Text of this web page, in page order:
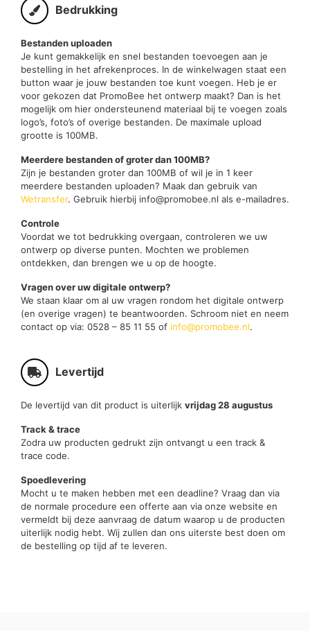
Bedrukking
Bestanden uploaden
Je kunt gemakkelijk en snel bestanden toevoegen aan je
bestelling in het afrekenproces. In de winkelwagen staat een
button waar je jouw bestanden toe kunt voegen. Heb je er
voor gekozen dat PromoBee het ontwerp maakt? Dan is het
mogelijk om hier ondersteunend materiaal bij te voegen zoals
logo’s, foto’s of overige bestanden. De maximale upload
grootte is 100MB.
Meerdere bestanden of groter dan 100MB?
Zijn je bestanden groter dan 100MB of wil je in 1 keer
meerdere bestanden uploaden? Maak dan gebruik van
Wetransfer. Gebruik hierbij info@promobee.nl als e-mailadres.
Controle
Voordat we tot bedrukking overgaan, controleren we uw
ontwerp op diverse punten. Mochten we problemen
ontdekken, dan brengen we u op de hoogte.
Vragen over uw digitale ontwerp?
We staan klaar om al uw vragen rondom het digitale ontwerp
(en overige vragen) te beantwoorden. Schroom niet en neem
contact op via: 0528 – 85 11 55 of info@promobee.nl.
Levertijd
De levertijd van dit product is uiterlijk vrijdag 28 augustus
Track & trace
Zodra uw producten gedrukt zijn ontvangt u een track &
trace code.
Spoedlevering
Mocht u te maken hebben met een deadline? Vraag dan via
de normale procedure een offerte aan via onze website en
vermeldt bij deze aanvraag de datum waarop u de producten
uiterlijk nodig hebt. Wij zullen dan ons uiterste best doen om
de bestelling op tijd af te leveren.